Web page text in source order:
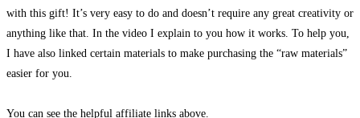
with this gift! It’s very easy to do and doesn’t require any great creativity or
anything like that. In the video I explain to you how it works. To help you,
I have also linked certain materials to make purchasing the “raw materials”
easier for you.
You can see the helpful affiliate links above.